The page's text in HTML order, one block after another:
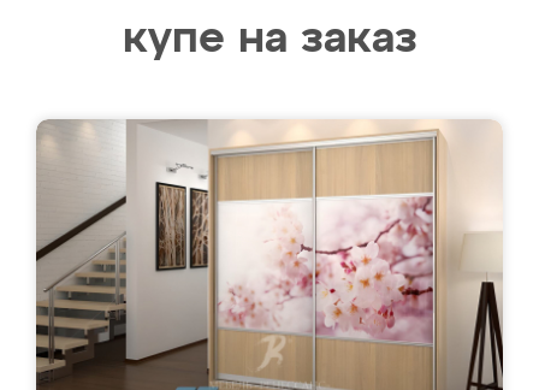
купе на заказ